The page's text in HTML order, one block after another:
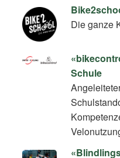
Die ganze
Schule